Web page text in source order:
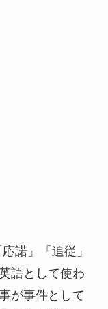
諾」「追従」
語として使わ
が事件として